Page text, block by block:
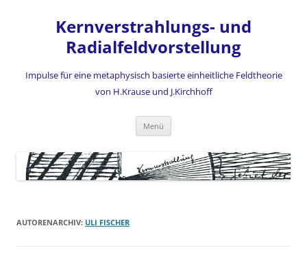
Kernverstrahlungs- und
Radialfeldvorstellung
Impulse für eine metaphysisch basierte einheitliche Feldtheorie
von H.Krause und J.Kirchhoff
Menü
AUTORENARCHIV: ULI FISCHER